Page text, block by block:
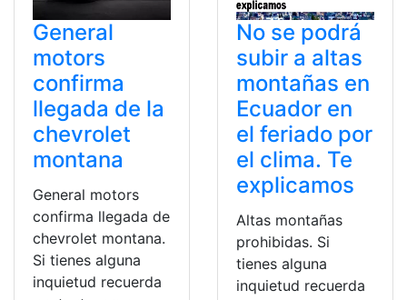
General
motors
confirma
llegada de la
chevrolet
montana
General motors
confirma llegada de
chevrolet montana.
Si tienes alguna
inquietud recuerda
No se podrá
subir a altas
montañas en
Ecuador en
el feriado por
el clima. Te
explicamos
Altas montañas
prohibidas. Si
tienes alguna
inquietud recuerda